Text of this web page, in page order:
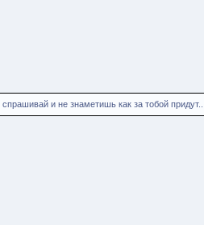
и не знаметишь как за тобой